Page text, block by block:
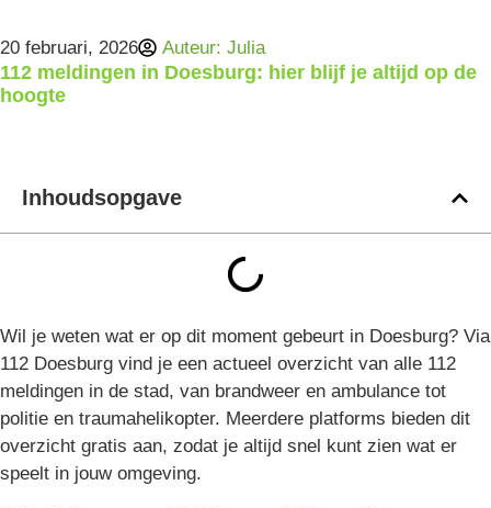
20 februari, 2026 Auteur: Julia
112 meldingen in Doesburg: hier blijf je altijd op de
hoogte
Inhoudsopgave
Wil je weten wat er op dit moment gebeurt in Doesburg? Via
112 Doesburg vind je een actueel overzicht van alle 112
meldingen in de stad, van brandweer en ambulance tot
politie en traumahelikopter. Meerdere platforms bieden dit
overzicht gratis aan, zodat je altijd snel kunt zien wat er
speelt in jouw omgeving.